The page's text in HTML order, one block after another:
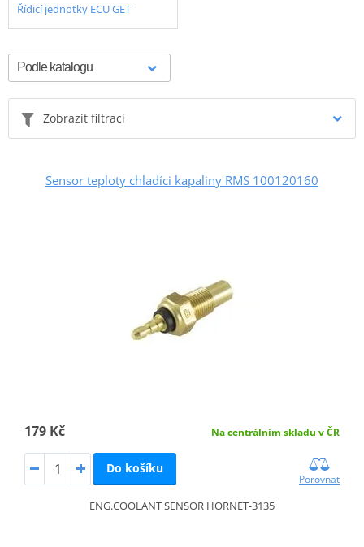
Řídicí jednotky ECU GET
Zobrazit filtraci
Sensor teploty chladíci kapaliny RMS 100120160
179 Kč Na centrálním skladu v ČR
Do košíku
Porovnat
ENG.COOLANT SENSOR HORNET-3135